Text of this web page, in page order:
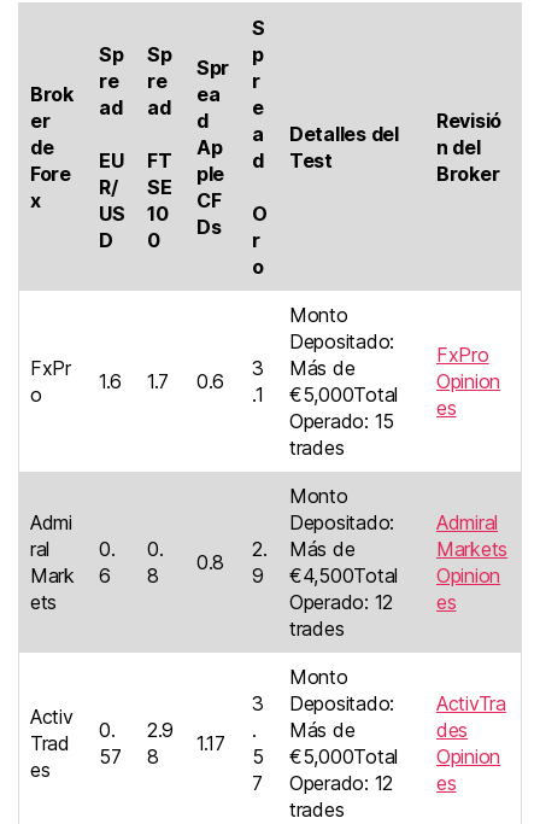
Brok
er
de
Fore
x
Sp
re
ad
EU
R/
US
D
Sp
re
ad
FT
SE
10
0
Spr
ea
d
Ap
ple
CF
Ds
S
p
r
e
a
d
O
r
o
Detalles del
Test
Revisió
n del
Broker
FxPr
o
1.6 1.7 0.6
3
.1
Monto
Depositado:
Más de
€5,000Total
Operado: 15
trades
FxPro
Opinion
es
Admi
ral
Mark
ets
0.
6
0.
8
0.8
2.
9
Monto
Depositado:
Más de
€4,500Total
Operado: 12
trades
Admiral
Markets
Opinion
es
Activ
Trad
es
0.
57
2.9
8
1.17
3
.
5
7
Monto
Depositado:
Más de
€5,000Total
Operado: 12
trades
ActivTra
des
Opinion
es